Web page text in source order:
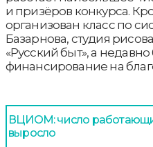
и призёров конкурса.
организован класс по
Базарнова, студия
«Русский быт», а
финансирование на
ВЦИОМ: число
выросло